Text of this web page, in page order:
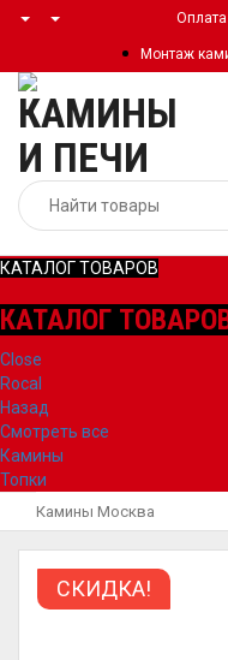
Монтаж
КАТАЛОГ ТОВАРОВ
КАТАЛОГ
Close
Rocal
Назад
Смотреть все
Камины
Топки
Камины Москва
СКИДКА!